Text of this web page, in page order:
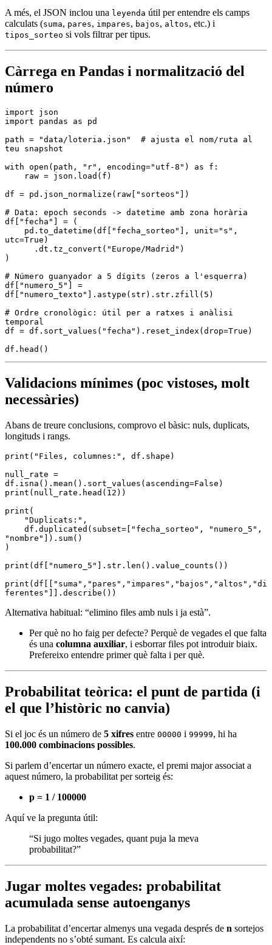
A més, el JSON inclou una leyenda útil per entendre els camps
calculats (suma, pares, impares, bajos, altos, etc.) i
tipos_sorteo si vols filtrar per tipus.
Càrrega en Pandas i normalització del
número
import json
import pandas as pd
path = "data/loteria.json"
  # ajusta el nom/ruta al
teu snapshot
with open (path, "r" , encoding="utf-8" ) as f :
    raw
= json . load (f)
df = pd . json_normalize (raw[ "sorteos"
])
# Data: epoch seconds -> datetime amb zona horària
df
"fecha" = (
    pd
. to_datetime (df[ "fecha_sorteo" ], unit="s" ,
utc=True )
      .
dt . tz_convert ( "Europe/Madrid" )
)
# Número guanyador a 5 dígits (zeros a l'esquerra)
df
"numero_5"
=
df
"numero_texto" ]. astype ( str). str . zfill ( 5 )
# Ordre cronològic: útil per a ratxes i anàlisi
temporal
df = df . sort_values ( "fecha" ). reset_index (drop=True )
df . head ()
Validacions mínimes (poc vistoses, molt
necessàries)
Abans de treure conclusions, comprovo el bàsic: nuls, duplicats,
longituds i rangs.
print ( "Files, columnes:" , df.shape)
null_rate =
df . isna (). mean (). sort_values (ascending=False )
print (null_rate. head ( 12 ))
print (
    "Duplicats:"
,
    df.
duplicated (subset= "fecha_sorteo" , "numero_5"
"nombre"
]). sum()
)
print (df[ "numero_5" ].str. len (). value_counts ())
print (df[[ "suma" , "pares" , "impares" , "bajos" , "altos" , "di
ferentes"
]]. describe ())
Alternativa habitual: “elimino files amb nuls i ja està”.
Per què no ho faig per defecte? Perquè de vegades el que falta
és una columna auxiliar, i esborrar files pot introduir biaix.
Prefereixo entendre primer què falta i per què.
Probabilitat teòrica: el punt de partida (i
el que l’històric no canvia)
Si el joc és un número de 5 xifres entre 00000 i 99999, hi ha
100.000 combinacions possibles.
Si parlem d’encertar un número exacte, el premi major associat a
aquest número, la probabilitat per sorteig és:
p = 1 / 100000
Aquí ve la pregunta útil:
“Si jugo moltes vegades, quant puja la meva
probabilitat?”
Jugar moltes vegades: probabilitat
acumulada sense autoenganys
La probabilitat d’encertar almenys una vegada després de n sortejos
independents no s’obté sumant. Es calcula així: